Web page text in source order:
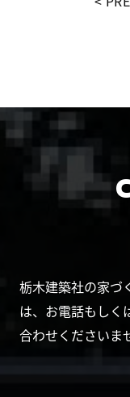
栃木建築社の家づ
は、お電話もしく
合わせくださいま